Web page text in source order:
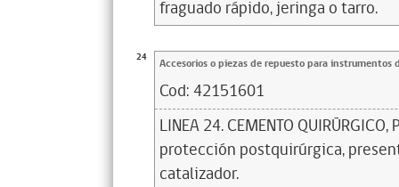
fraguado rápido, jeringa o tarro.
24 Accesorios o piezas de repuesto para instrumentos
Cod: 42151601
LINEA 24. CEMENTO
protección postquirúrgica,
catalizador.